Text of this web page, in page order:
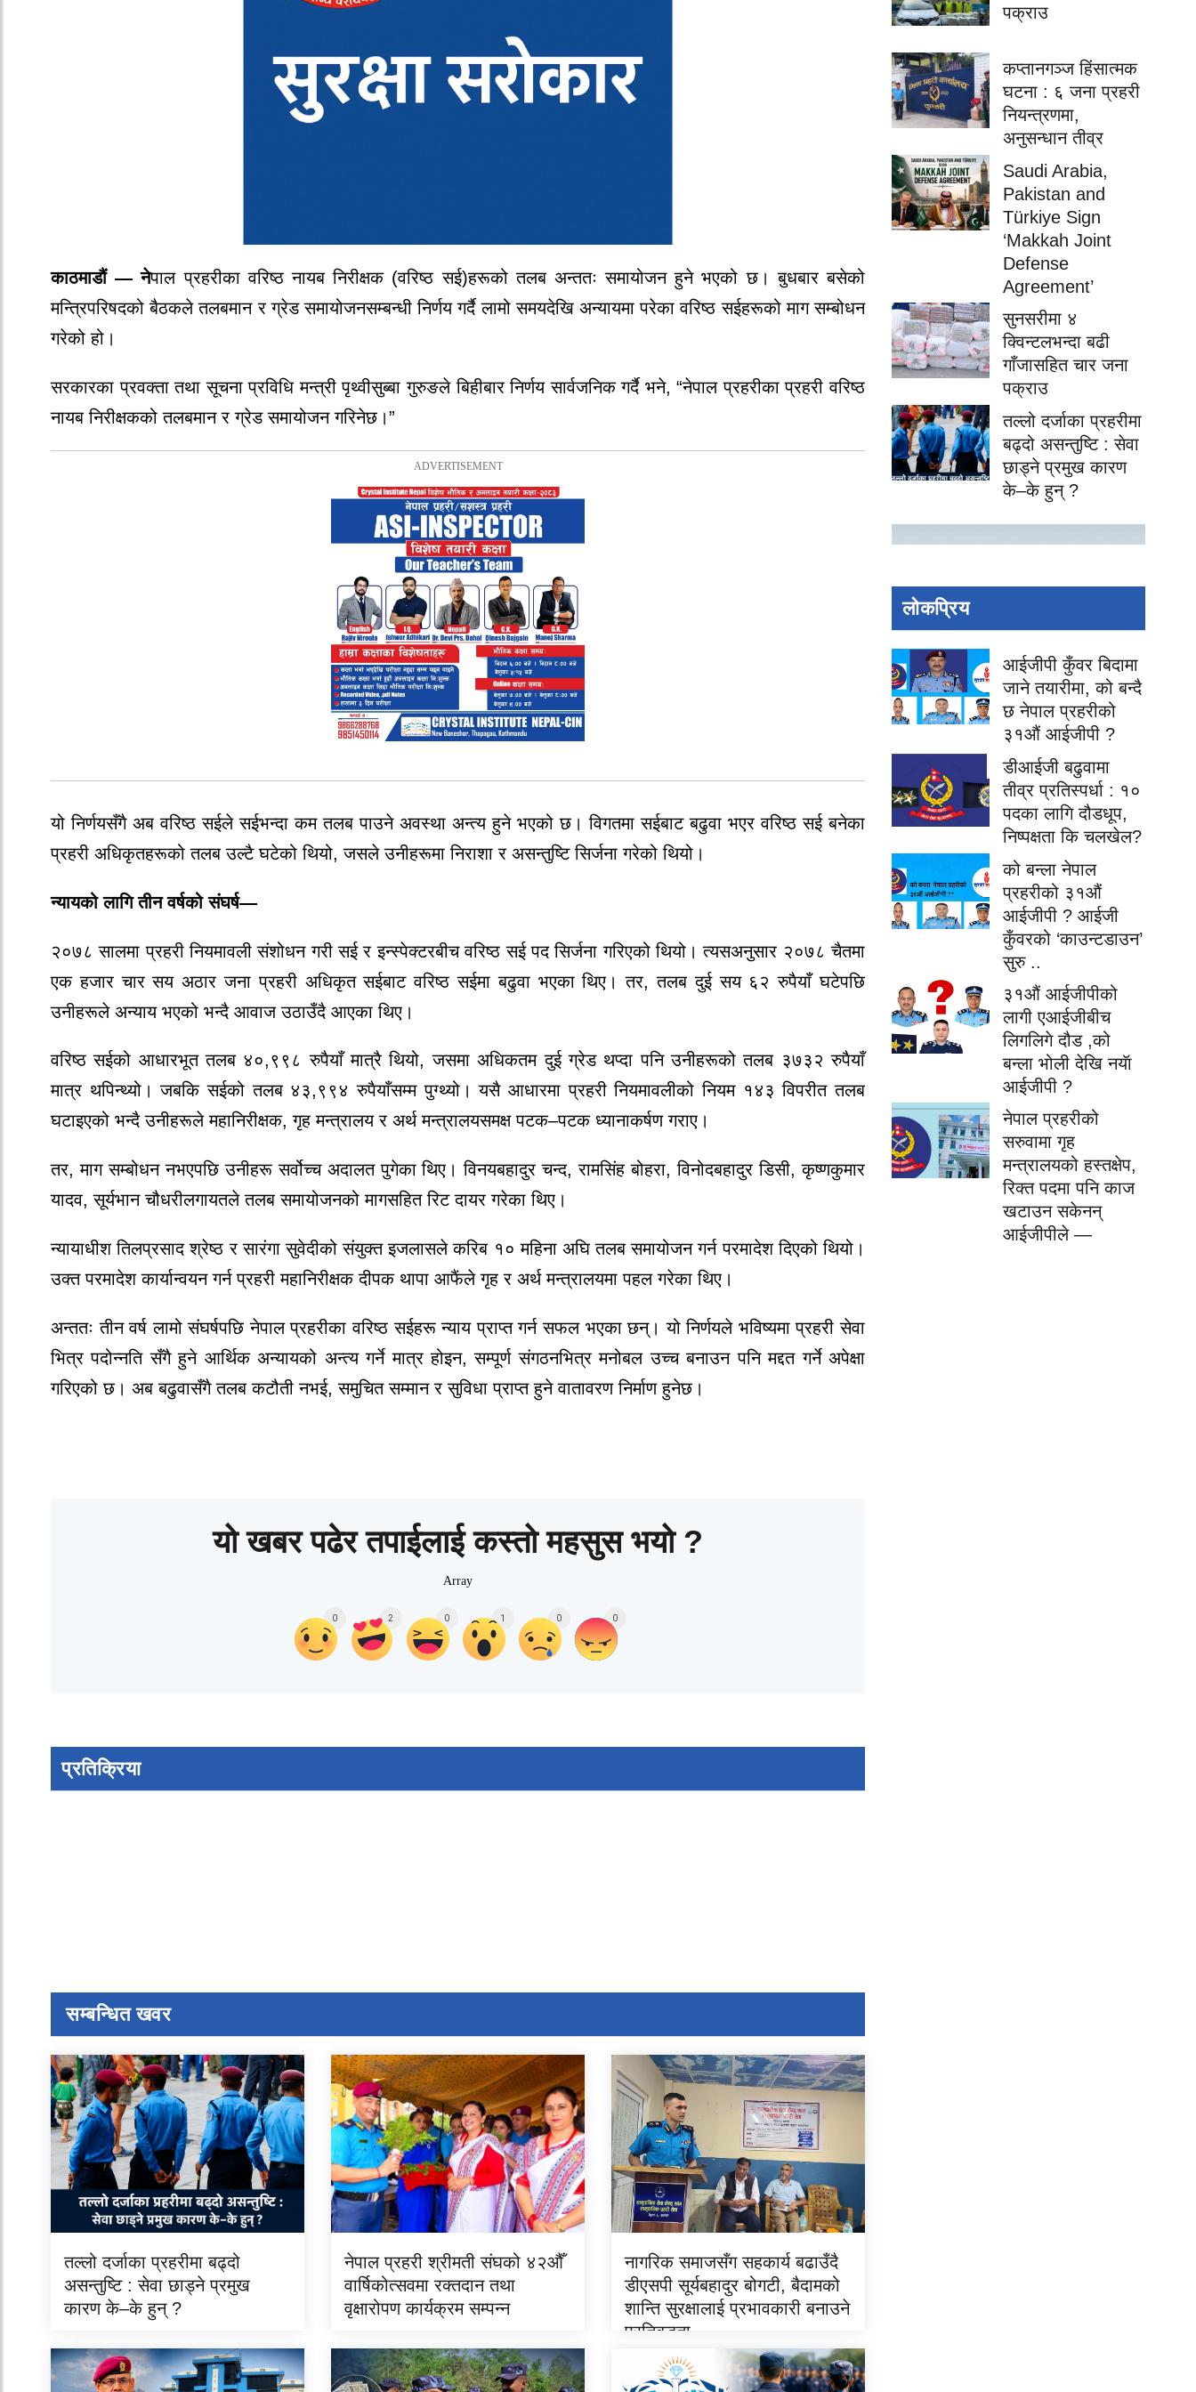
काठमाडौं — नेपाल प्रहरीका वरिष्ठ नायब निरीक्षक (वरिष्ठ सई)हरूको तलब अन्ततः समायोजन हुने भएको छ। बुधबार बसेको
मन्त्रिपरिषदको बैठकले तलबमान र ग्रेड समायोजनसम्बन्धी निर्णय गर्दै लामो समयदेखि अन्यायमा परेका वरिष्ठ सईहरूको माग सम्बोधन
गरेको हो।
सरकारका प्रवक्ता तथा सूचना प्रविधि मन्त्री पृथ्वीसुब्बा गुरुङले बिहीबार निर्णय सार्वजनिक गर्दै भने, “नेपाल प्रहरीका प्रहरी वरिष्ठ
नायब निरीक्षकको तलबमान र ग्रेड समायोजन गरिनेछ।”
यो निर्णयसँगै अब वरिष्ठ सईले सईभन्दा कम तलब पाउने अवस्था अन्त्य हुने भएको छ। विगतमा सईबाट बढुवा भएर वरिष्ठ सई बनेका
प्रहरी अधिकृतहरूको तलब उल्टै घटेको थियो, जसले उनीहरूमा निराशा र असन्तुष्टि सिर्जना गरेको थियो।
न्यायको लागि तीन वर्षको संघर्ष—
२०७८ सालमा प्रहरी नियमावली संशोधन गरी सई र इन्स्पेक्टरबीच वरिष्ठ सई पद सिर्जना गरिएको थियो। त्यसअनुसार २०७८ चैतमा
एक हजार चार सय अठार जना प्रहरी अधिकृत सईबाट वरिष्ठ सईमा बढुवा भएका थिए। तर, तलब दुई सय ६२ रुपैयाँ घटेपछि
उनीहरूले अन्याय भएको भन्दै आवाज उठाउँदै आएका थिए।
वरिष्ठ सईको आधारभूत तलब ४०,९९८ रुपैयाँ मात्रै थियो, जसमा अधिकतम दुई ग्रेड थप्दा पनि उनीहरूको तलब ३७३२ रुपैयाँ
मात्र थपिन्थ्यो। जबकि सईको तलब ४३,९९४ रुपैयाँसम्म पुग्थ्यो। यसै आधारमा प्रहरी नियमावलीको नियम १४३ विपरीत तलब
घटाइएको भन्दै उनीहरूले महानिरीक्षक, गृह मन्त्रालय र अर्थ मन्त्रालयसमक्ष पटक–पटक ध्यानाकर्षण गराए।
तर, माग सम्बोधन नभएपछि उनीहरू सर्वोच्च अदालत पुगेका थिए। विनयबहादुर चन्द, रामसिंह बोहरा, विनोदबहादुर डिसी, कृष्णकुमार
यादव, सूर्यभान चौधरीलगायतले तलब समायोजनको मागसहित रिट दायर गरेका थिए।
न्यायाधीश तिलप्रसाद श्रेष्ठ र सारंगा सुवेदीको संयुक्त इजलासले करिब १० महिना अघि तलब समायोजन गर्न परमादेश दिएको थियो।
उक्त परमादेश कार्यान्वयन गर्न प्रहरी महानिरीक्षक दीपक थापा आफैंले गृह र अर्थ मन्त्रालयमा पहल गरेका थिए।
अन्ततः तीन वर्ष लामो संघर्षपछि नेपाल प्रहरीका वरिष्ठ सईहरू न्याय प्राप्त गर्न सफल भएका छन्। यो निर्णयले भविष्यमा प्रहरी सेवा
भित्र पदोन्नति सँगै हुने आर्थिक अन्यायको अन्त्य गर्ने मात्र होइन, सम्पूर्ण संगठनभित्र मनोबल उच्च बनाउन पनि मद्दत गर्ने अपेक्षा
गरिएको छ। अब बढुवासँगै तलब कटौती नभई, समुचित सम्मान र सुविधा प्राप्त हुने वातावरण निर्माण हुनेछ।
यो खबर पढेर तपाईलाई कस्तो महसुस भयो ?
Array
0 2 0 1 0 0
प्रतिक्रिया
सम्बन्धित खवर
तल्लो दर्जाका प्रहरीमा बढ्दो
असन्तुष्टि : सेवा छाड्ने प्रमुख
कारण के–के हुन् ?
नेपाल प्रहरी श्रीमती संघको ४२औँ
वार्षिकोत्सवमा रक्तदान तथा
वृक्षारोपण कार्यक्रम सम्पन्न
नागरिक समाजसँग सहकार्य बढाउँदै
डीएसपी सूर्यबहादुर बोगटी, बैदामको
शान्ति सुरक्षालाई प्रभावकारी बनाउने
प्रतिबद्धता
पक्राउ
कप्तानगञ्ज हिंसात्मक
घटना : ६ जना प्रहरी
नियन्त्रणमा,
अनुसन्धान तीव्र
Saudi Arabia,
Pakistan and
Türkiye Sign
‘Makkah Joint
Defense
Agreement’
सुनसरीमा ४
क्विन्टलभन्दा बढी
गाँजासहित चार जना
पक्राउ
तल्लो दर्जाका प्रहरीमा
बढ्दो असन्तुष्टि : सेवा
छाड्ने प्रमुख कारण
के–के हुन् ?
लोकप्रिय
आईजीपी कुँवर बिदामा
जाने तयारीमा, को बन्दै
छ नेपाल प्रहरीको
३१औं आईजीपी ?
डीआईजी बढुवामा
तीव्र प्रतिस्पर्धा : १०
पदका लागि दौडधूप,
निष्पक्षता कि चलखेल?
को बन्ला नेपाल
प्रहरीको ३१औं
आईजीपी ? आईजी
कुँवरको ‘काउन्टडाउन’
सुरु ..
३१औं आईजीपीको
लागी एआईजीबीच
लिगलिगे दौड ,को
बन्ला भोली देखि नयॅा
आईजीपी ?
नेपाल प्रहरीको
सरुवामा गृह
मन्त्रालयको हस्तक्षेप,
रिक्त पदमा पनि काज
खटाउन सकेनन्
आईजीपीले —